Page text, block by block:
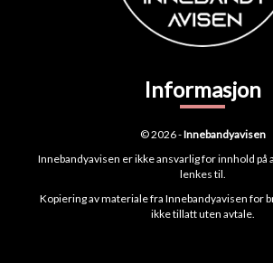
Informasjon
© 2026 -Innebandyavisen
Innebandyavisen er ikke ansvarlig for innhold på
lenkes til.
Kopiering av materiale fra Innebandyavisen for
ikke tillatt uten avtale.